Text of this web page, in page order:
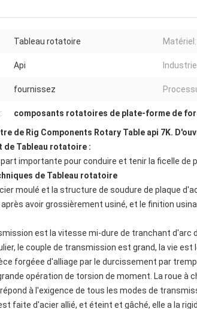
Tableau rotatoire Matériel:
Api
fournissez
composants rotatoires de plate-forme de
de Rig Components Rotary Table api 7K.
de Tableau rotatoire :
importante pour conduire et tenir la ficelle de
de Tableau rotatoire
moulé et la structure de soudure de plaque
avoir grossièrement usiné, et le finition
est la vitesse mi-dure de tranchant d'arc
le couple de transmission est grand, la vie est
forgéee d'alliage par le durcissement par
opération de torsion de moment. La roue à
à l'exigence de tous les modes de
faite d'acier allié, et éteint et gâché, elle a la